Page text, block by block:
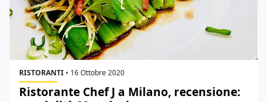
RISTORANTI • 16 Ottobre 2020
Ristorante Chef J a Milano, recensione: